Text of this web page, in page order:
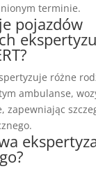
terminie.
pojazdów
różne
ambulanse,
zapewniając